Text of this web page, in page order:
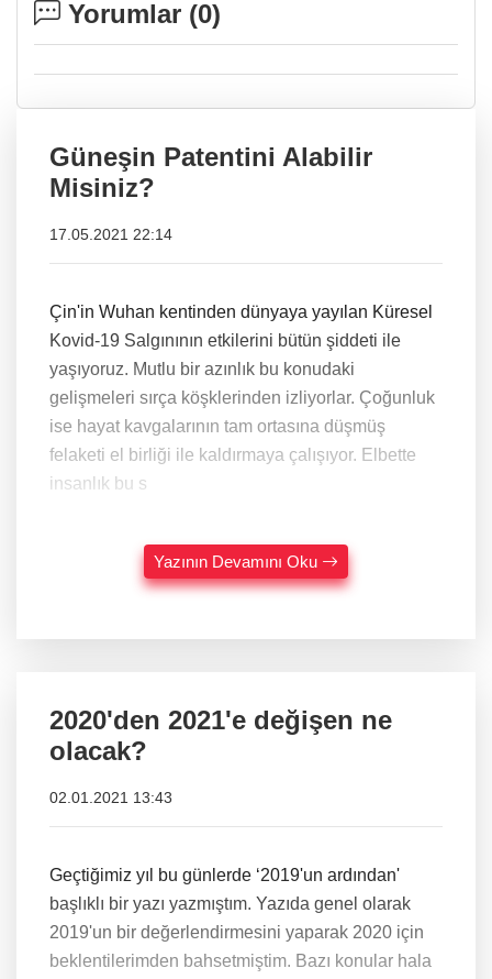
Yorumlar (0)
Güneşin Patentini Alabilir
Misiniz?
17.05.2021 22:14
Çin'in Wuhan kentinden dünyaya yayılan Küresel
Kovid-19 Salgınının etkilerini bütün şiddeti ile
yaşıyoruz. Mutlu bir azınlık bu konudaki
gelişmeleri sırça köşklerinden izliyorlar. Çoğunluk
ise hayat kavgalarının tam ortasına düşmüş
felaketi el birliği ile kaldırmaya çalışıyor. Elbette
insanlık bu s
Yazının Devamını Oku
2020'den 2021'e değişen ne
olacak?
02.01.2021 13:43
Geçtiğimiz yıl bu günlerde ‘2019'un ardından'
başlıklı bir yazı yazmıştım. Yazıda genel olarak
2019'un bir değerlendirmesini yaparak 2020 için
beklentilerimden bahsetmiştim. Bazı konular hala